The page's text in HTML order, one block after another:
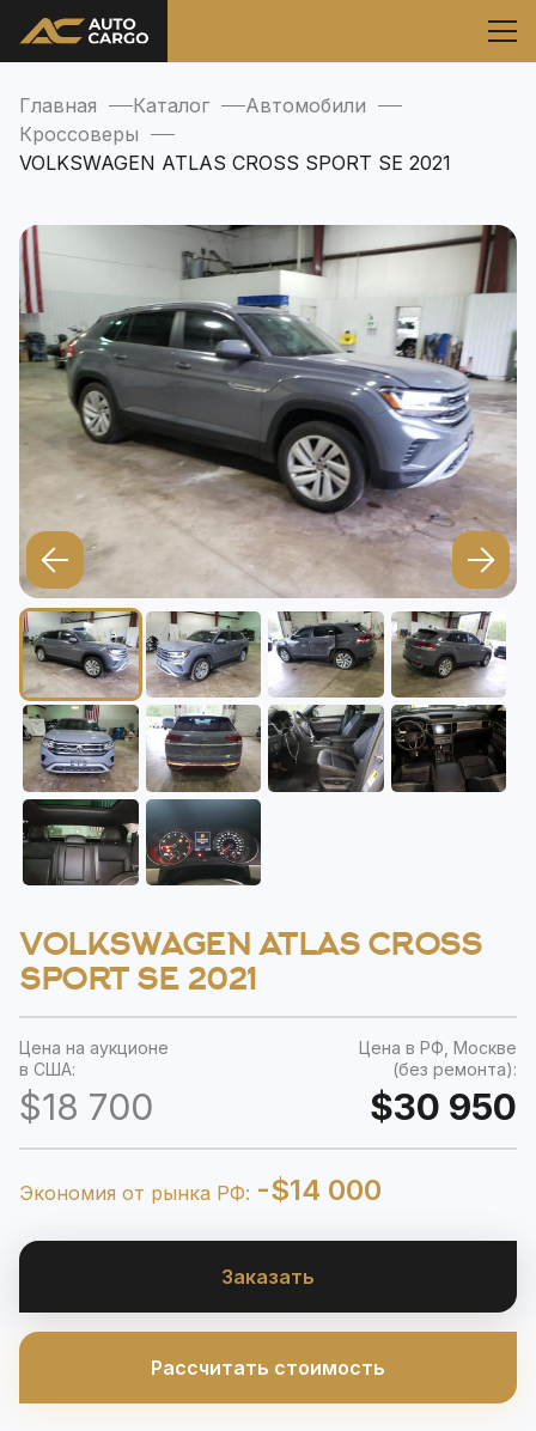
Главная Каталог
Автомобили
Кроссоверы
VOLKSWAGEN ATLAS CROSS SPORT SE 2021
VOLKSWAGEN ATLAS CROSS
SPORT SE 2021
Цена на аукционе
в США:
$18 700
Цена в РФ, Москве
(без ремонта):
$30 950
Экономия от рынка РФ: -$14 000
Заказать
Рассчитать стоимость